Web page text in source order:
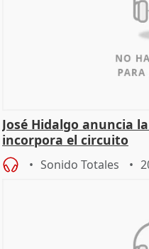
José Hidalgo anuncia
incorpora el circuito
Sonido Totales